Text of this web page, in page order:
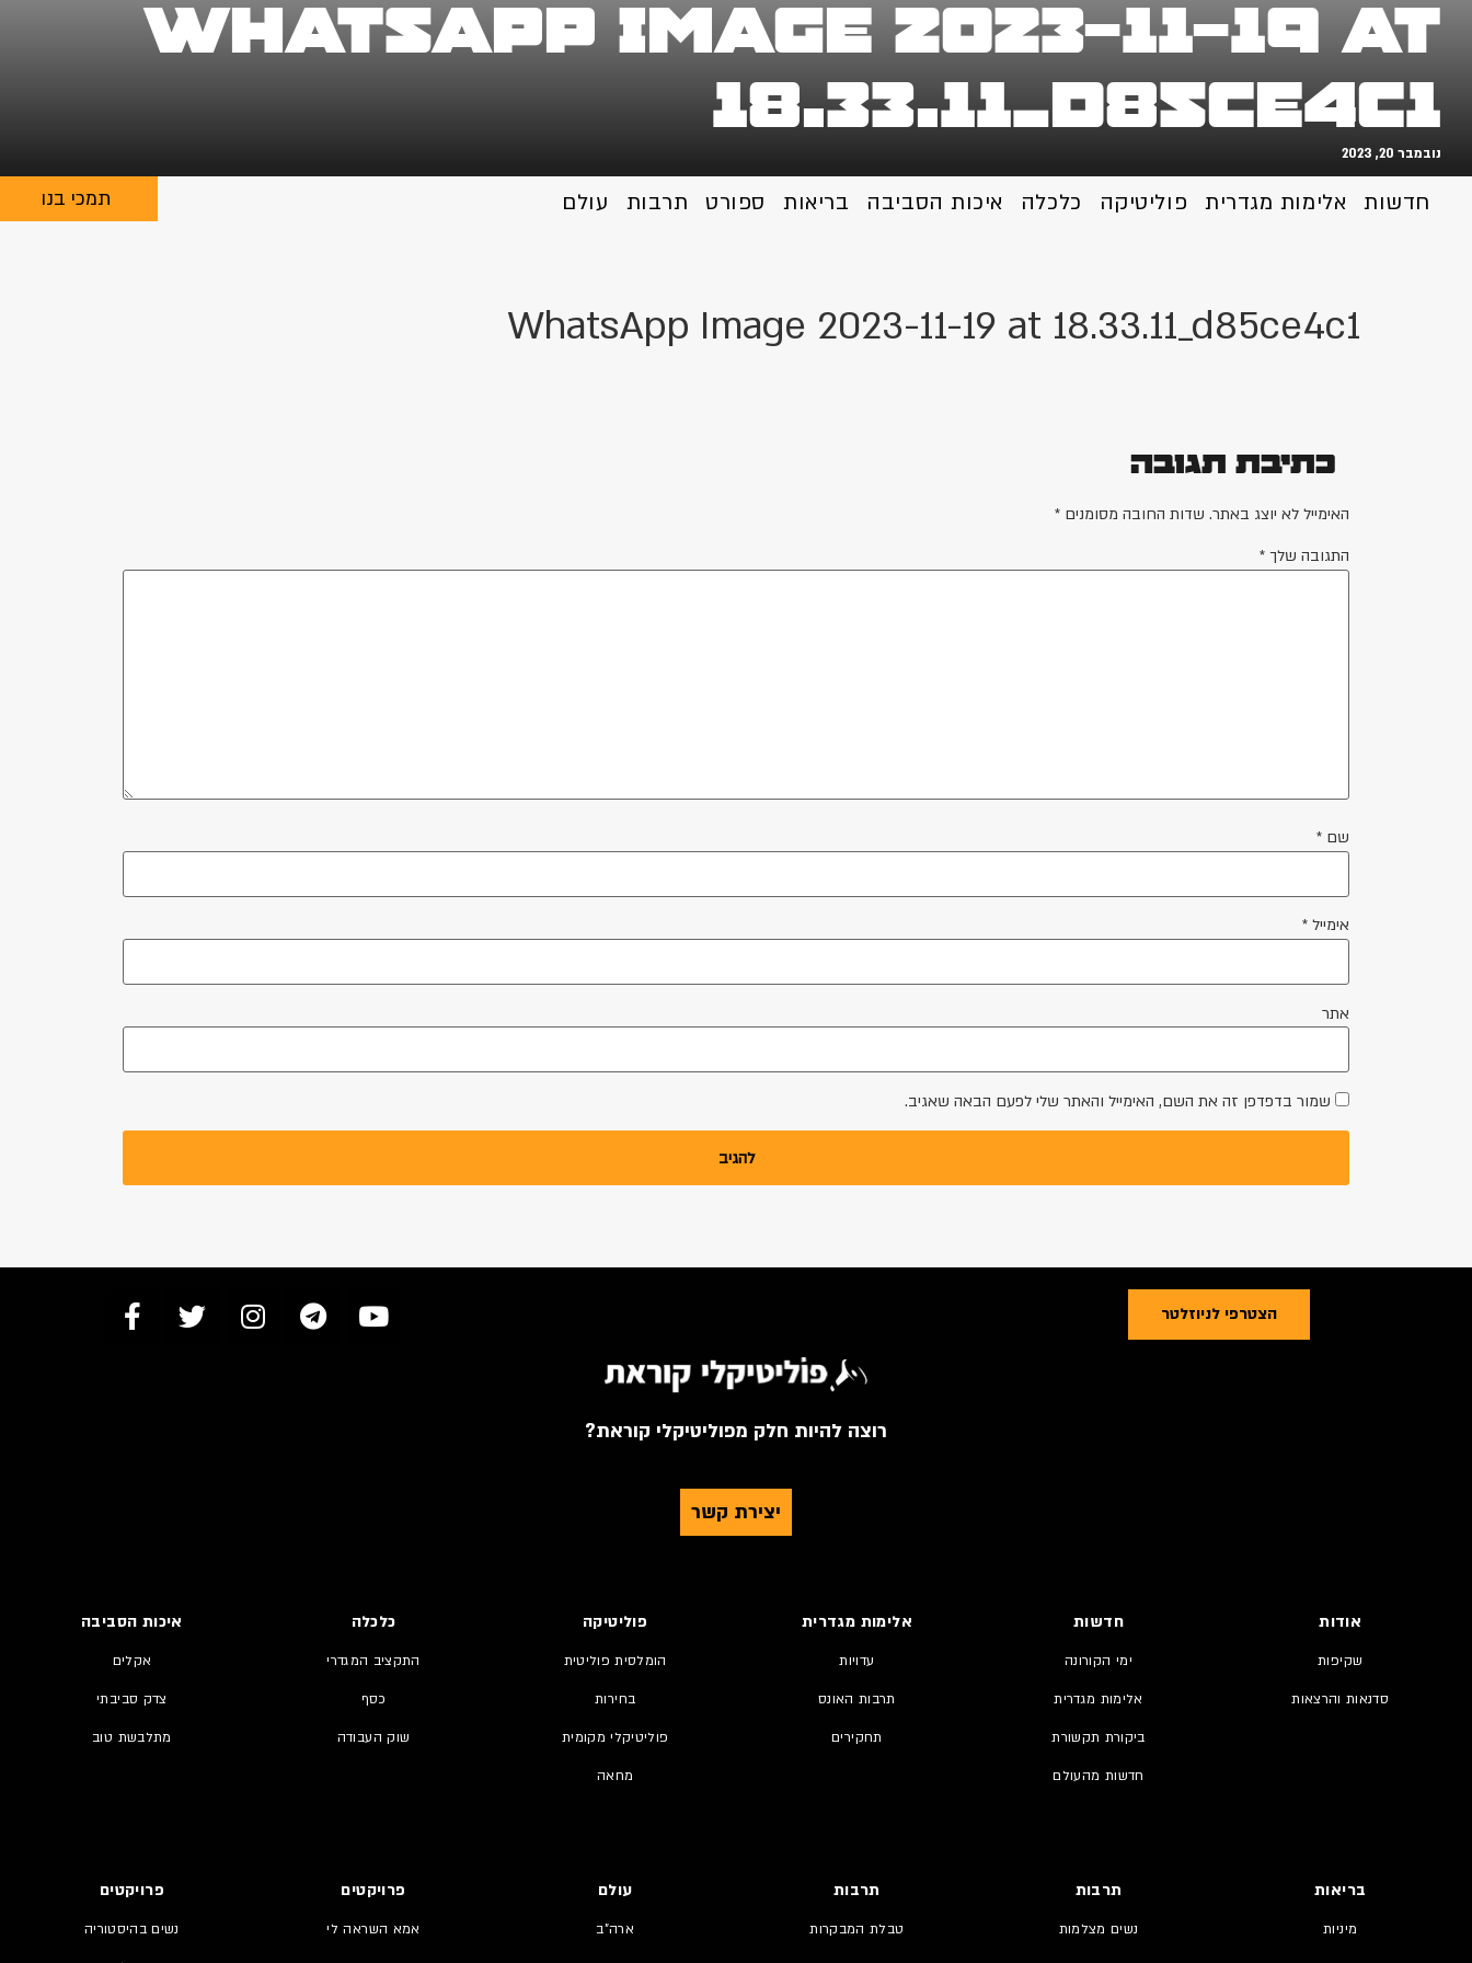
WhatsApp Image 2023-11-19 at
18.33.11_d85ce4c1
נובמבר 20, 2023
חדשות אלימות מגדרית פוליטיקה כלכלה איכות הסביבה בריאות ספורט תרבות עולם תמכי בנו
WhatsApp Image 2023-11-19 at 18.33.11_d85ce4c1
כתיבת תגובה
האימייל לא יוצג באתר. שדות החובה מסומנים *
התגובה שלך *
שם *
אימייל *
אתר
שמור בדפדפן זה את השם, האימייל והאתר שלי לפעם הבאה שאגיב.
הצטרפי לניוזלטר
רוצה להיות חלק מפוליטיקלי קוראת?
יצירת קשר
אודות
שקיפות
סדנאות והרצאות
חדשות
ימי הקורונה
אלימות מגדרית
ביקורת תקשורת
חדשות מהעולם
אלימות מגדרית
עדויות
תרבות האונס
תחקירים
פוליטיקה
הומלסית פוליטית
בחירות
פוליטיקלי מקומית
מחאה
כלכלה
התקציב המגדרי
כסף
שוק העבודה
איכות הסביבה
אקלים
צדק סביבתי
מתלבשת טוב
בריאות
מיניות
תרבות
נשים מצלמות
תרבות
טבלת המבקרות
עולם
ארה"ב
פרויקטים
אמא השראה לי
פרויקטים
נשים בהיסטוריה